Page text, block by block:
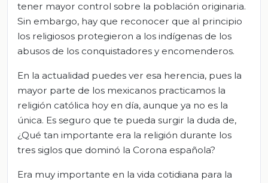
tener mayor control sobre la población originaria.
Sin embargo, hay que reconocer que al principio
los religiosos protegieron a los indígenas de los
abusos de los conquistadores y encomenderos.
En la actualidad puedes ver esa herencia, pues la
mayor parte de los mexicanos practicamos la
religión católica hoy en día, aunque ya no es la
única. Es seguro que te pueda surgir la duda de,
¿Qué tan importante era la religión durante los
tres siglos que dominó la Corona española?
Era muy importante en la vida cotidiana para la